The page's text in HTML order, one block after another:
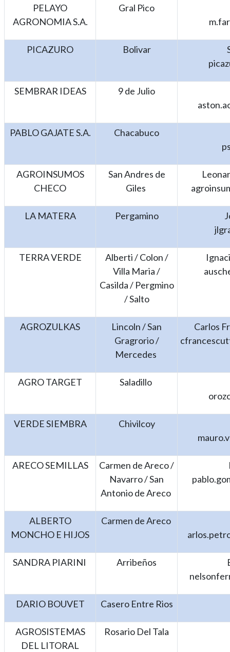
PELAYO
AGRONOMIA S.A.
Gral Pico
PICAZURO Bolivar
SEMBRAR IDEAS
9 de Julio
PABLO GAJATE S.A.
Chacabuco
AGROINSUMOS
CHECO
San Andres de
Giles
LA MATERA Pergamino
TERRA VERDE
Alberti / Colon /
Villa Maria /
Casilda / Pergmino
/ Salto
AGROZULKAS
Lincoln / San
Gragrorio /
Mercedes
Carlos
AGRO TARGET
Saladillo
VERDE SIEMBRA
Chivilcoy
ARECO SEMILLAS
Carmen de Areco /
Navarro / San
Antonio de Areco
ALBERTO
MONCHO E HIJOS
Carmen de Areco
SANDRA PIARINI Arribeños
DARIO BOUVET Casero Entre Rios
AGROSISTEMAS
DEL LITORAL
Rosario Del Tala